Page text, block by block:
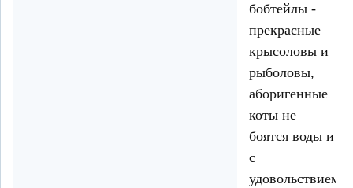
бобтейлы -
прекрасные
крысоловы и
рыболовы,
аборигенные
коты не
боятся воды и
с
удовольствием